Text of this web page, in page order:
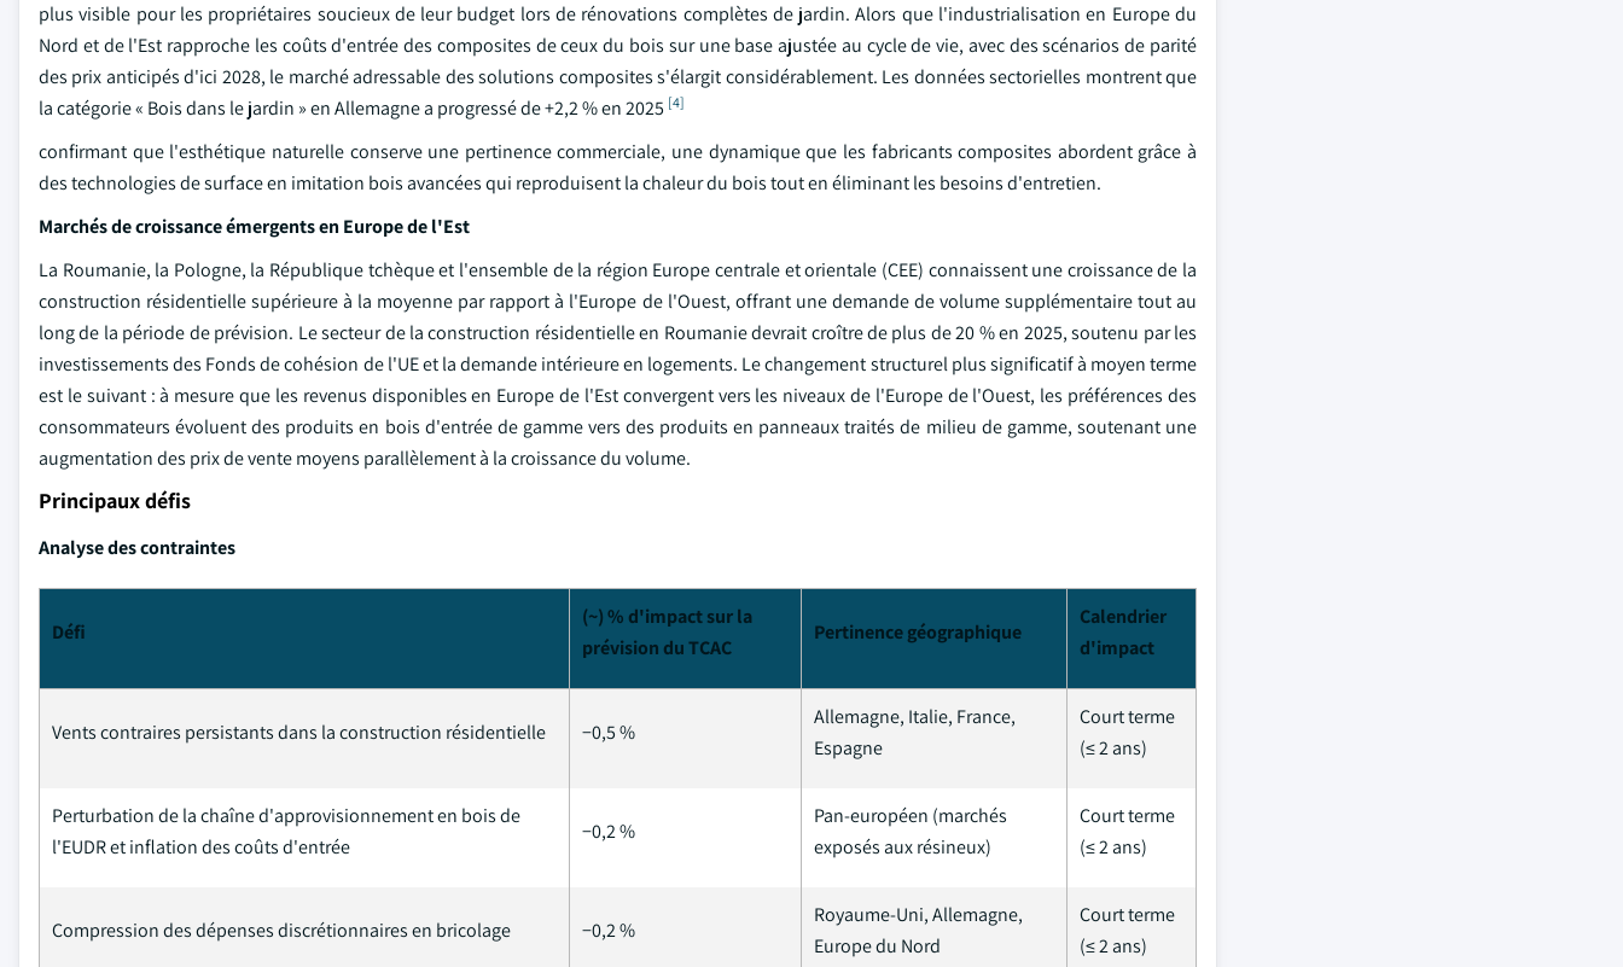
plus visible pour les propriétaires soucieux de leur budget lors de rénovations complètes de jardin. Alors que l'industrialisation en Europe du
Nord et de l'Est rapproche les coûts d'entrée des composites de ceux du bois sur une base ajustée au cycle de vie, avec des scénarios de parité
des prix anticipés d'ici 2028, le marché adressable des solutions composites s'élargit considérablement. Les données sectorielles montrent que
la catégorie « Bois dans le jardin » en Allemagne a progressé de +2,2 % en 2025 [4]
confirmant que l'esthétique naturelle conserve une pertinence commerciale, une dynamique que les fabricants composites abordent grâce à
des technologies de surface en imitation bois avancées qui reproduisent la chaleur du bois tout en éliminant les besoins d'entretien.
Marchés de croissance émergents en Europe de l'Est
La Roumanie, la Pologne, la République tchèque et l'ensemble de la région Europe centrale et orientale (CEE) connaissent une croissance de la
construction résidentielle supérieure à la moyenne par rapport à l'Europe de l'Ouest, offrant une demande de volume supplémentaire tout au
long de la période de prévision. Le secteur de la construction résidentielle en Roumanie devrait croître de plus de 20 % en 2025, soutenu par les
investissements des Fonds de cohésion de l'UE et la demande intérieure en logements. Le changement structurel plus significatif à moyen terme
est le suivant : à mesure que les revenus disponibles en Europe de l'Est convergent vers les niveaux de l'Europe de l'Ouest, les préférences des
consommateurs évoluent des produits en bois d'entrée de gamme vers des produits en panneaux traités de milieu de gamme, soutenant une
augmentation des prix de vente moyens parallèlement à la croissance du volume.
Principaux défis
Analyse des contraintes
Défi
(~) % d'impact sur la
prévision du TCAC
Pertinence géographique
Calendrier
d'impact
Vents contraires persistants dans la construction résidentielle −0,5 %
Allemagne, Italie, France,
Espagne
Court terme
(≤ 2 ans)
Perturbation de la chaîne d'approvisionnement en bois de
l'EUDR et inflation des coûts d'entrée
−0,2 %
Pan-européen (marchés
exposés aux résineux)
Court terme
(≤ 2 ans)
Compression des dépenses discrétionnaires en bricolage −0,2 %
Royaume-Uni, Allemagne,
Europe du Nord
Court terme
(≤ 2 ans)